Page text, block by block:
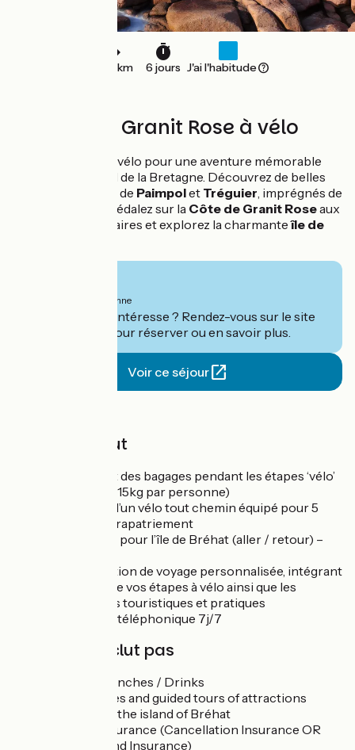
200 km 6 jours J'ai l'habitude
La Côte de Granit Rose à vélo
Enfourchez votre vélo pour une aventure mémorable
sur le littoral Nord de la Bretagne. Découvrez de belles
plages, les villages de Paimpolet Tréguier, imprégnés de
culture celtique. Pédalez sur la Côte de Granit Roseaux
roches spectaculaires et explorez la charmanteîle de
par personne
Ce séjour vous intéresse ? Rendez-vous sur le site
pour réserver ou en savoir plus.
Voir ce séjour
Le prix inclut
Le transport des bagages pendant les étapes ‘vélo’
(1 bagage de 15kg par personne)
La location d’un vélo tout chemin équipé pour 5
jours et son rapatriement
La traversée pour l’île de Bréhat (aller / retour) –
Une application de voyage personnalisée, intégrant
l’ensemble de vos étapes à vélo ainsi que les
informations touristiques et pratiques
L'assistance téléphonique 7j/7
Le prix n'inclut pas
Dinners / Lunches / Drinks
Entrance fees and guided tours of attractions
Bike hire on the island of Bréhat
Optional insurance (Cancellation Insurance OR
Peace of Mind Insurance)